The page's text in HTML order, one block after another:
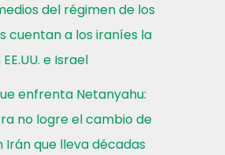
del régimen de los
cuentan a los iraníes la
e Israel
enfrenta Netanyahu:
no logre el cambio de
Irán que lleva décadas